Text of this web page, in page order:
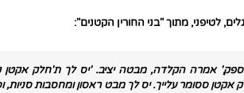
לטיפני, מתוך "בני החורין הקטנים":
אמרה הקלדה, מבטה יציב. 'יס לך ת'חלק אקטן
אקטן ססומר עלייך. יס לך מבט ראסון ומחסבות סניות,